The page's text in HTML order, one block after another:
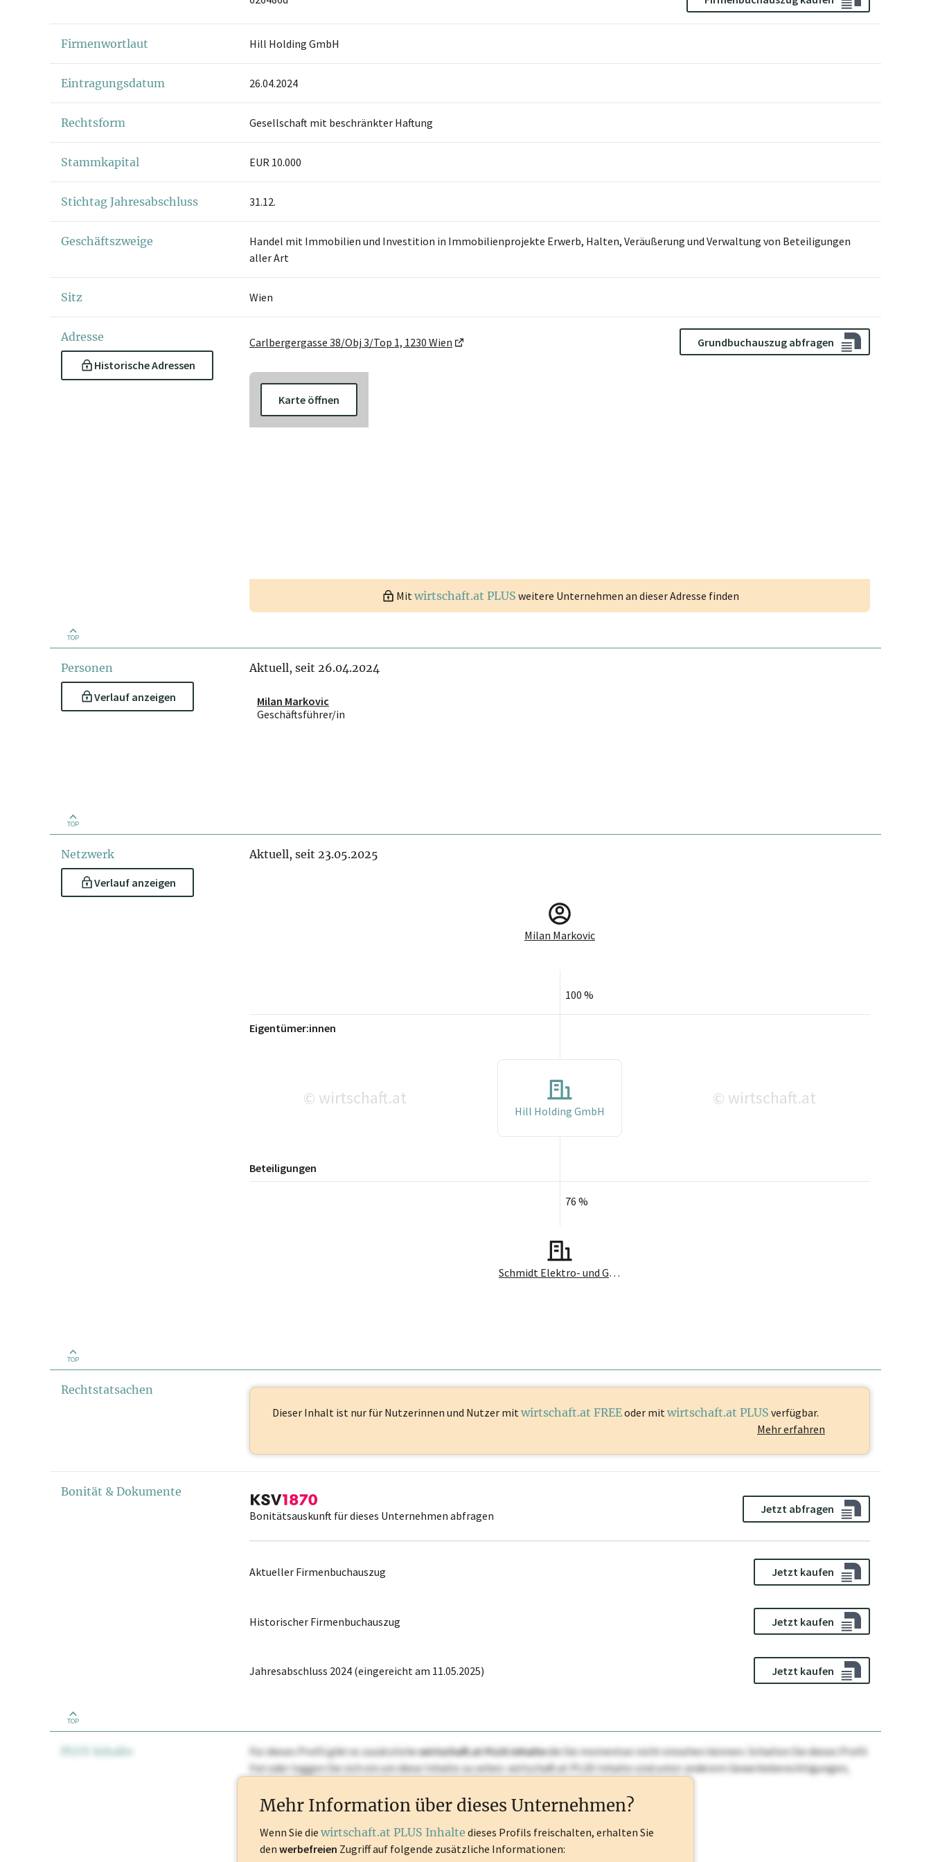
Firmenwortlaut Hill Holding GmbH
Eintragungsdatum 26.04.2024
Rechtsform Gesellschaft mit beschränkter Haftung
Stammkapital EUR 10.000
Stichtag Jahresabschluss 31.12.
Geschäftszweige
Handel mit Immobilien und Investition in Immobilienprojekte Erwerb, Halten, Veräußerung und Verwaltung von Beteiligungen
aller Art
Sitz Wien
Adresse
Historische Adressen
Carlbergergasse 38/Obj 3/Top 1, 1230 Wien Grundbuchauszug abfragen
Karte öffnen
Mitwirtschaft.at PLUS weitere Unternehmen an dieser Adresse finden
TOP
Personen
Verlauf anzeigen
Aktuell, seit 26.04.2024
Milan Markovic
Geschäftsführer/in
TOP
Netzwerk
Verlauf anzeigen
Aktuell, seit 23.05.2025
Milan Markovic
100 %
Eigentümer:innen
© wirtschaft.at
Hill Holding GmbH
© wirtschaft.at
Schmidt Elektro- und Gebäudetechnik GmbH
76 %
Beteiligungen
TOP
Rechtstatsachen
Dieser Inhalt ist nur für Nutzerinnen und Nutzer mit wirtschaft.at FREEoder mit wirtschaft.at PLUS verfügbar.
Mehr erfahren
Bonität & Dokumente
Bonitätsauskunft für dieses Unternehmen abfragen
Jetzt abfragen
Aktueller Firmenbuchauszug Jetzt kaufen
Historischer Firmenbuchauszug Jetzt kaufen
Jahresabschluss 2024 (eingereicht am 11.05.2025) Jetzt kaufen
TOP
PLUS Inhalte Für dieses Profil gibt es zusätzlichewirtschaft.at PLUS Inhaltedie Sie momentan nicht einsehen können. Schalten Sie dieses Profil
frei oder loggen Sie sich ein um diese Inhalte zu sehen. wirtschaft.at PLUS Inhalte sind unter anderem Gewerbeberechtigungen,
Mehr Information über dieses Unternehmen?
Wenn Sie die wirtschaft.at PLUS Inhalte dieses Profils freischalten, erhalten Sie
den werbefreien Zugriff auf folgende zusätzliche Informationen: